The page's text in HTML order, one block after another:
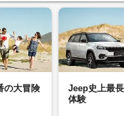
の大冒険
Jeep史上最
体験